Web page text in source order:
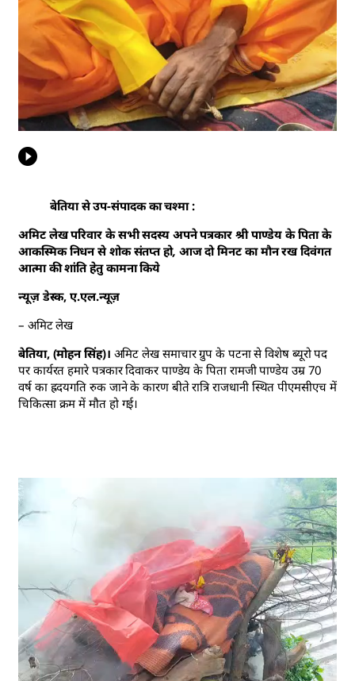
बेतिया से उप-संपादक का चश्मा :
अमिट लेख परिवार के सभी सदस्य अपने पत्रकार श्री पाण्डेय के पिता के
आकस्मिक निधन से शोक संतप्त हो, आज दो मिनट का मौन रख दिवंगत
आत्मा की शांति हेतु कामना किये
न्यूज़ डेस्क, ए.एल.न्यूज़
– अमिट लेख
बेतिया, (मोहन सिंह)। अमिट लेख समाचार ग्रुप के पटना से विशेष ब्यूरो पद
पर कार्यरत हमारे पत्रकार दिवाकर पाण्डेय के पिता रामजी पाण्डेय उम्र 70
वर्ष का ह्रदयगति रुक जाने के कारण बीते रात्रि राजधानी स्थित पीएमसीएच में
चिकित्सा क्रम में मौत हो गई।